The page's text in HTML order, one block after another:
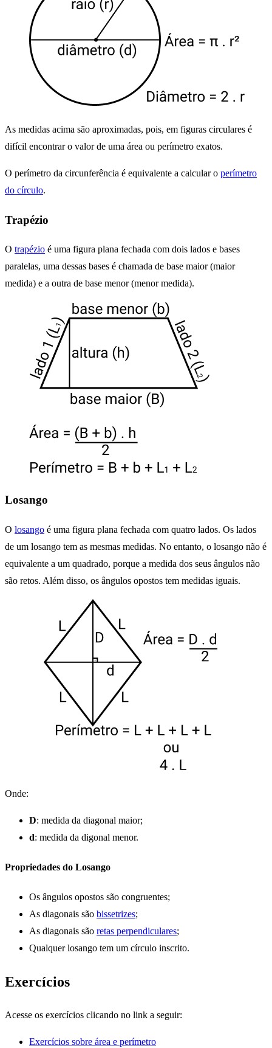
As medidas acima são aproximadas, pois, em figuras circulares é
difícil encontrar o valor de uma área ou perímetro exatos.
O perímetro da circunferência é equivalente a calcular o perímetro
do círculo.
Trapézio
O trapézio é uma figura plana fechada com dois lados e bases
paralelas, uma dessas bases é chamada de base maior (maior
medida) e a outra de base menor (menor medida).
Losango
O losango é uma figura plana fechada com quatro lados. Os lados
de um losango tem as mesmas medidas. No entanto, o losango não é
equivalente a um quadrado, porque a medida dos seus ângulos não
são retos. Além disso, os ângulos opostos tem medidas iguais.
Onde:
D: medida da diagonal maior;
d: medida da digonal menor.
Propriedades do Losango
Os ângulos opostos são congruentes;
As diagonais são bissetrizes;
As diagonais são retas perpendiculares;
Qualquer losango tem um círculo inscrito.
Exercícios
Acesse os exercícios clicando no link a seguir:
Exercícios sobre área e perímetro